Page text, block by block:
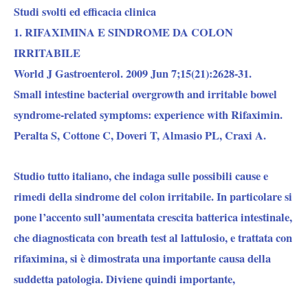
Studi svolti ed efficacia clinica
1. RIFAXIMINA E SINDROME DA COLON
IRRITABILE
World J Gastroenterol. 2009 Jun 7;15(21):2628-31.
Small intestine bacterial overgrowth and irritable bowel
syndrome-related symptoms: experience with Rifaximin.
Peralta S, Cottone C, Doveri T, Almasio PL, Craxi A.
Studio tutto italiano, che indaga sulle possibili cause e
rimedi della sindrome del colon irritabile. In particolare si
pone l’accento sull’aumentata crescita batterica intestinale,
che diagnosticata con breath test al lattulosio, e trattata con
rifaximina, si è dimostrata una importante causa della
suddetta patologia. Diviene quindi importante,